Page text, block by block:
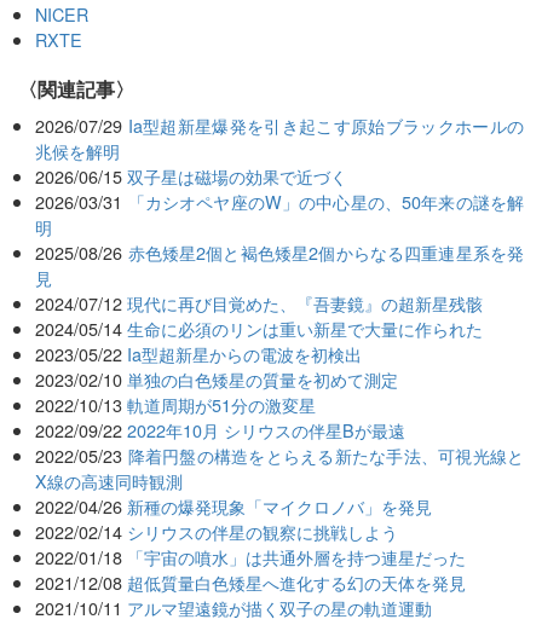
NICER
RXTE
関連記事
2026/07/29 Ia型超新星爆発を引き起こす原始ブラックホールの
兆候を解明
2026/06/15 双子星は磁場の効果で近づく
2026/03/31
「カシオペヤ座のW」の中心星の、50年来の謎を解
明
2025/08/26 赤色矮星2個と褐色矮星2個からなる四重連星系を発
見
2024/07/12 現代に再び目覚めた、『吾妻鏡』の超新星残骸
2024/05/14 生命に必須のリンは重い新星で大量に作られた
2023/05/22 Ia型超新星からの電波を初検出
2023/02/10 単独の白色矮星の質量を初めて測定
2022/10/13 軌道周期が51分の激変星
2022/09/22 2022年10月 シリウスの伴星Bが最遠
2022/05/23 降着円盤の構造をとらえる新たな手法、可視光線と
X線の高速同時観測
2022/04/26 新種の爆発現象「マイクロノバ」を発見
2022/02/14 シリウスの伴星の観察に挑戦しよう
2022/01/18 「宇宙の噴水」は共通外層を持つ連星だった
2021/12/08 超低質量白色矮星へ進化する幻の天体を発見
2021/10/11 アルマ望遠鏡が描く双子の星の軌道運動